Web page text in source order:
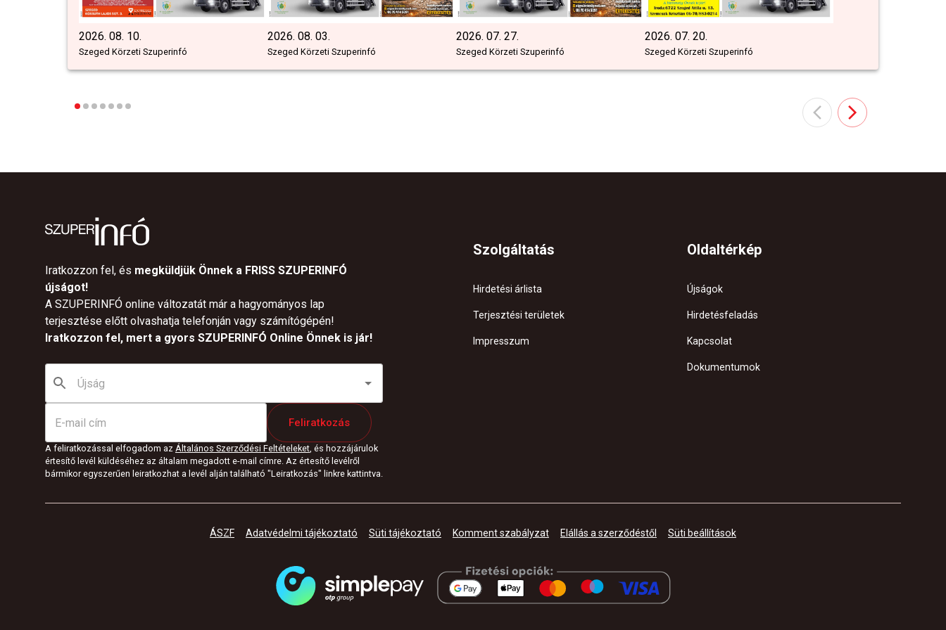
2026. 08. 10.
Szeged Körzeti Szuperinfó
2026. 08. 03.
Szeged Körzeti Szuperinfó
2026. 07. 27.
Szeged Körzeti Szuperinfó
2026. 07. 20.
Szeged Körzeti Szuperinfó
Iratkozzon fel, és megküldjük Önnek a FRISS SZUPERINFÓ
újságot!
A SZUPERINFÓ online változatát már a hagyományos lap
terjesztése előtt olvashatja telefonján vagy számítógépén!
Iratkozzon fel, mert a gyors SZUPERINFÓ Online Önnek is jár!
Feliratkozás
A feliratkozással elfogadom az Általános Szerződési Feltételeket, és hozzájárulok
értesítő levél küldéséhez az általam megadott e-mail címre. Az értesítő levélről
bármikor egyszerűen leiratkozhat a levél alján található "Leiratkozás" linkre kattintva.
Szolgáltatás
Hirdetési árlista
Terjesztési területek
Impresszum
Oldaltérkép
Újságok
Hirdetésfeladás
Kapcsolat
Dokumentumok
ÁSZF Adatvédelmi tájékoztató Süti tájékoztató Komment szabályzat Elállás a szerződéstől Süti beállítások